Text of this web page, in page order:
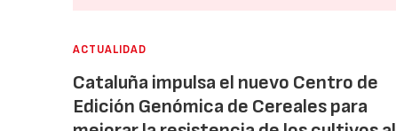
ACTUALIDAD
Cataluña impulsa el nuevo Centro de
Edición Genómica de Cereales para